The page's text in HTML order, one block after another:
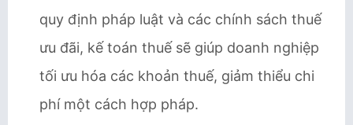
quy định pháp luật và các chính sách thuế
ưu đãi, kế toán thuế sẽ giúp doanh nghiệp
tối ưu hóa các khoản thuế, giảm thiểu chi
phí một cách hợp pháp.